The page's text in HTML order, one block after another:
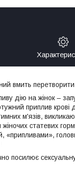
вмить
дію на жінок –
приплив крові
м'язів,
статевих
«припливами»,
посилює